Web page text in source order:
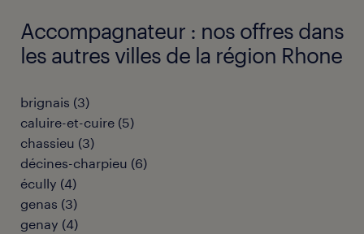
Accompagnateur : nos offres dans
les autres villes de la région Rhone
brignais (3)
caluire-et-cuire (5)
chassieu (3)
décines-charpieu (6)
écully (4)
genas (3)
genay (4)